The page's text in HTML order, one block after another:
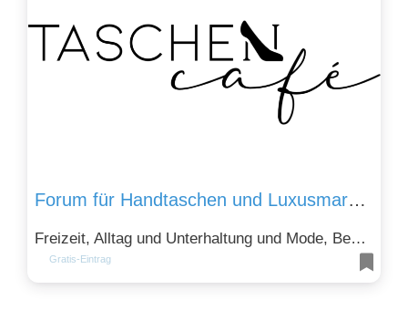
Forum für Handtaschen und Luxusmarken
Freizeit, Alltag und Unterhaltung und Mode, Bekleidung und Kosmetik
Gratis-Eintrag